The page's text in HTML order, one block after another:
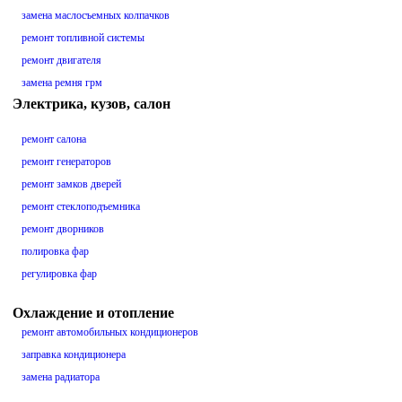
замена маслосъемных колпачков
ремонт топливной системы
ремонт двигателя
замена ремня грм
Электрика, кузов, салон
ремонт салона
ремонт генераторов
ремонт замков дверей
ремонт стеклоподъемника
ремонт дворников
полировка фар
регулировка фар
Охлаждение и отопление
ремонт автомобильных кондиционеров
заправка кондиционера
замена радиатора